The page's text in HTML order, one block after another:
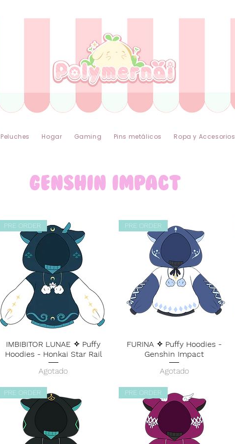
Peluches Hogar Gaming Pins metálicos Ropa y Accesorios
genshin impact
PRE ORDER
IMBIBITOR LUNAE ✧ Puffy
Hoodies - Honkai Star Rail
Agotado
PRE ORDER
FURINA ✧ Puffy Hoodies -
Genshin Impact
Agotado
PRE ORDER PRE ORDER